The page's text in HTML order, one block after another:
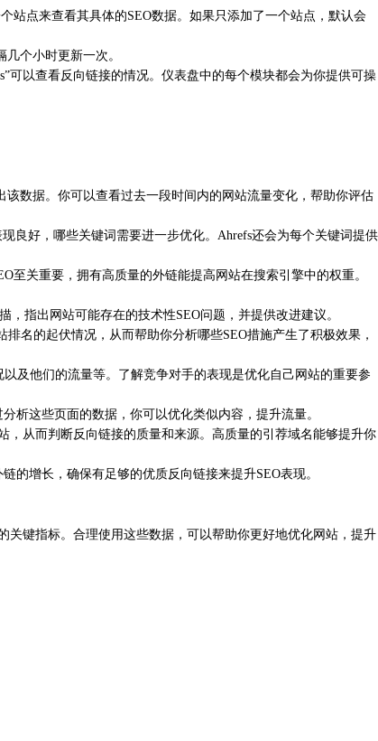
站点来查看其具体的SEO数据。如果只添加了一个站点，默认会
个小时更新一次。
可以查看反向链接的情况。仪表盘中的每个模块都会为你提供可操
数据。你可以查看过去一段时间内的网站流量变化，帮助你评估
良好，哪些关键词需要进一步优化。Ahrefs还会为每个关键词提供
至关重要，拥有高质量的外链能提高网站在搜索引擎中的权重。
指出网站可能存在的技术性SEO问题，并提供改进建议。
名的起伏情况，从而帮助你分析哪些SEO措施产生了积极效果，
及他们的流量等。了解竞争对手的表现是优化自己网站的重要参
析这些页面的数据，你可以优化类似内容，提升流量。
从而判断反向链接的质量和来源。高质量的引荐域名能够提升你
的增长，确保有足够的优质反向链接来提升SEO表现。
关键指标。合理使用这些数据，可以帮助你更好地优化网站，提升